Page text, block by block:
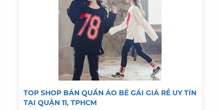
TOP SHOP BÁN QUẦN ÁO BÉ GÁI GIÁ RẺ UY TÍN
TẠI QUẬN 11, TPHCM